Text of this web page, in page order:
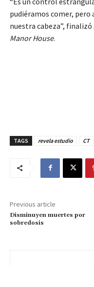
pudiéramos comer,
nuestra cabeza”,
Manor House.
TAGS revela estudio CT
Previous article
Disminuyen muertes por
sobredosis